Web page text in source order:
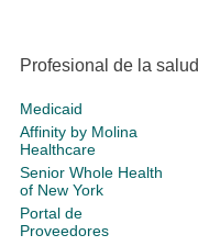
Profesional de la salud
Medicaid
Affinity by Molina
Healthcare
Senior Whole Health
of New York
Portal de
Proveedores